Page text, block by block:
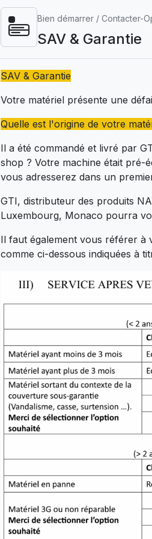
Bien démarrer / Contacter-
SAV & Garantie
SAV & Garantie
Votre matériel présente une
Quelle est l'origine de votre
Il a été commandé et livré par
shop ? Votre machine était pré-
vous adresserez dans un
GTI, distributeur des produits
Luxembourg, Monaco pourra
Il faut également vous référer à
comme ci-dessous indiquées à